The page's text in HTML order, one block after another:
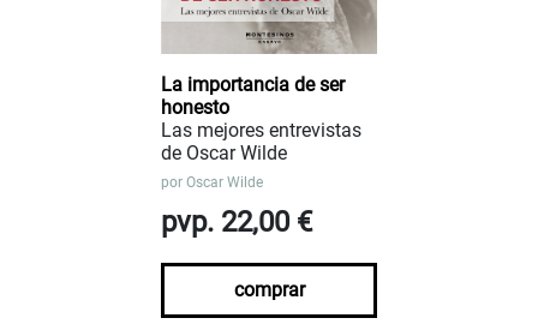
La importancia de ser
honesto
Las mejores entrevistas
de Oscar Wilde
por Oscar Wilde
pvp. 22,00 €
comprar